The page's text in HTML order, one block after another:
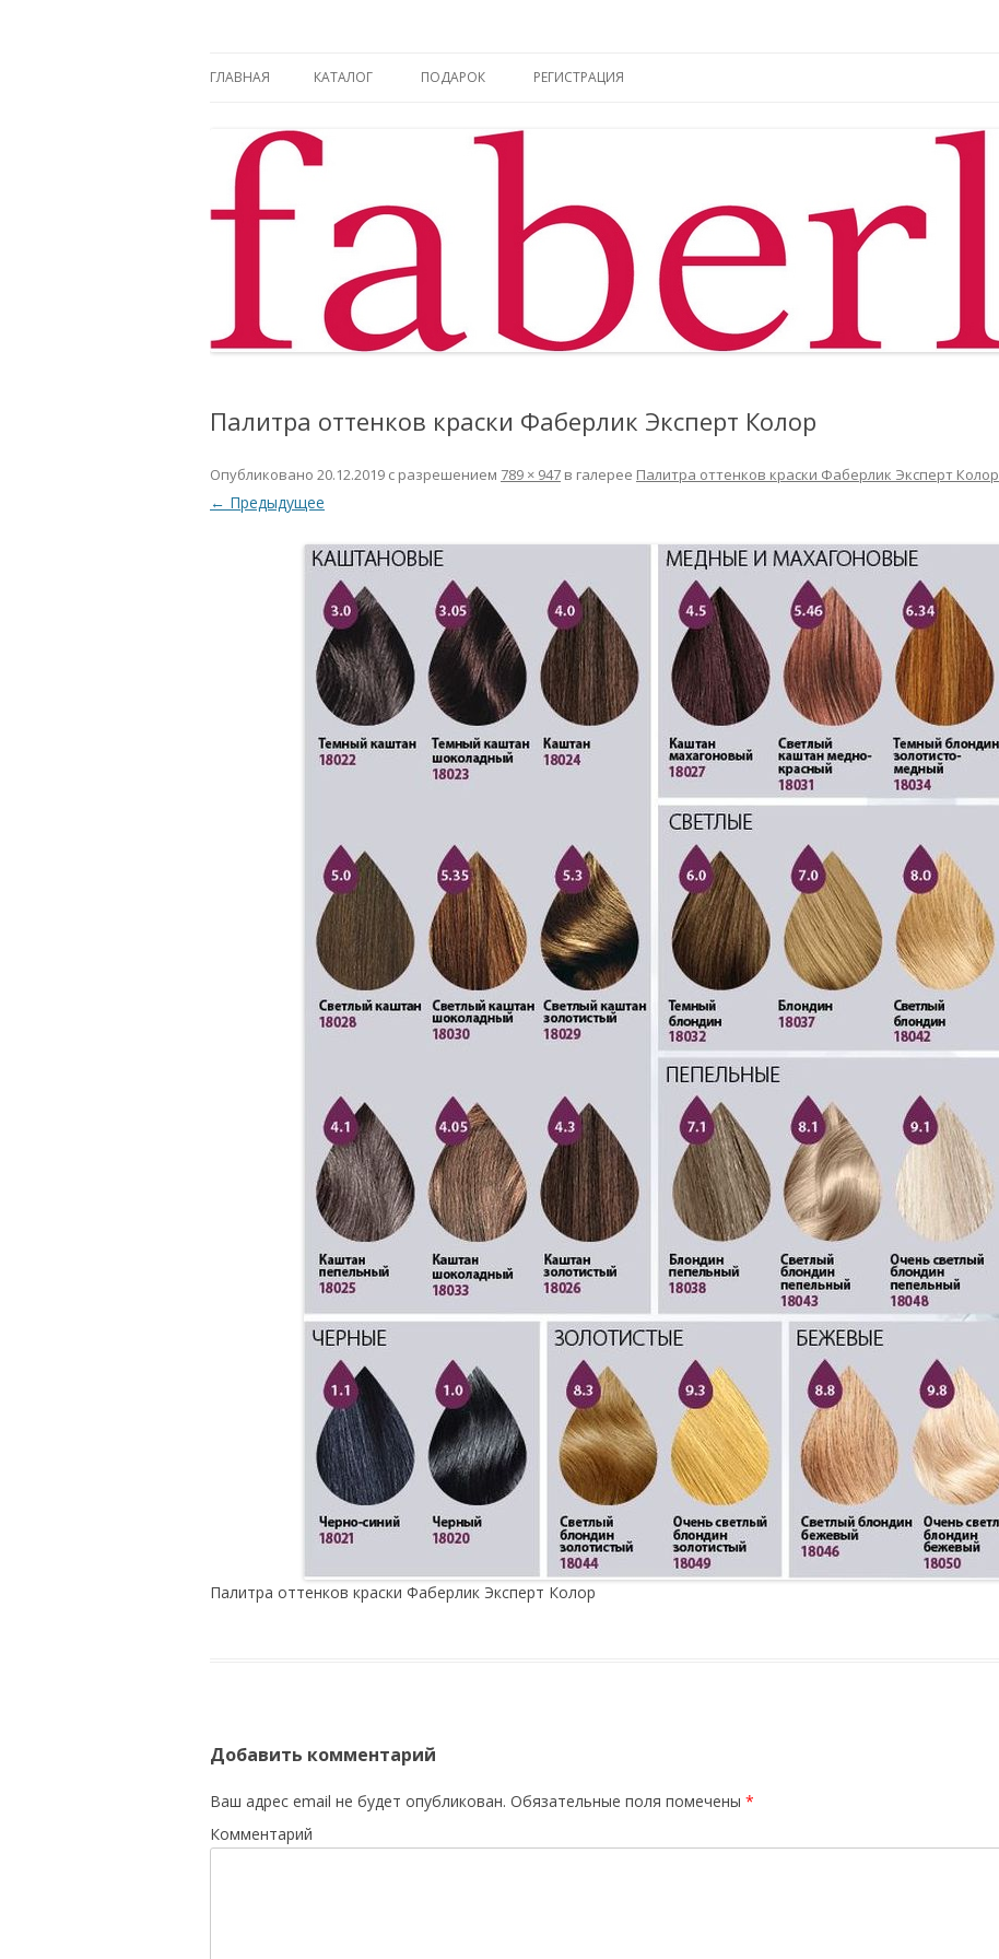
ГЛАВНАЯ КАТАЛОГ ПОДАРОК РЕГИСТРАЦИЯ
Палитра оттенков краски Фаберлик Эксперт Колор
Опубликовано 20.12.2019 с разрешением 789 × 947 в галерее Палитра оттенков краски Фаберлик Эксперт Колор
← Предыдущее
Палитра оттенков краски Фаберлик Эксперт Колор
Добавить комментарий
Ваш адрес email не будет опубликован. Обязательные поля помечены *
Комментарий